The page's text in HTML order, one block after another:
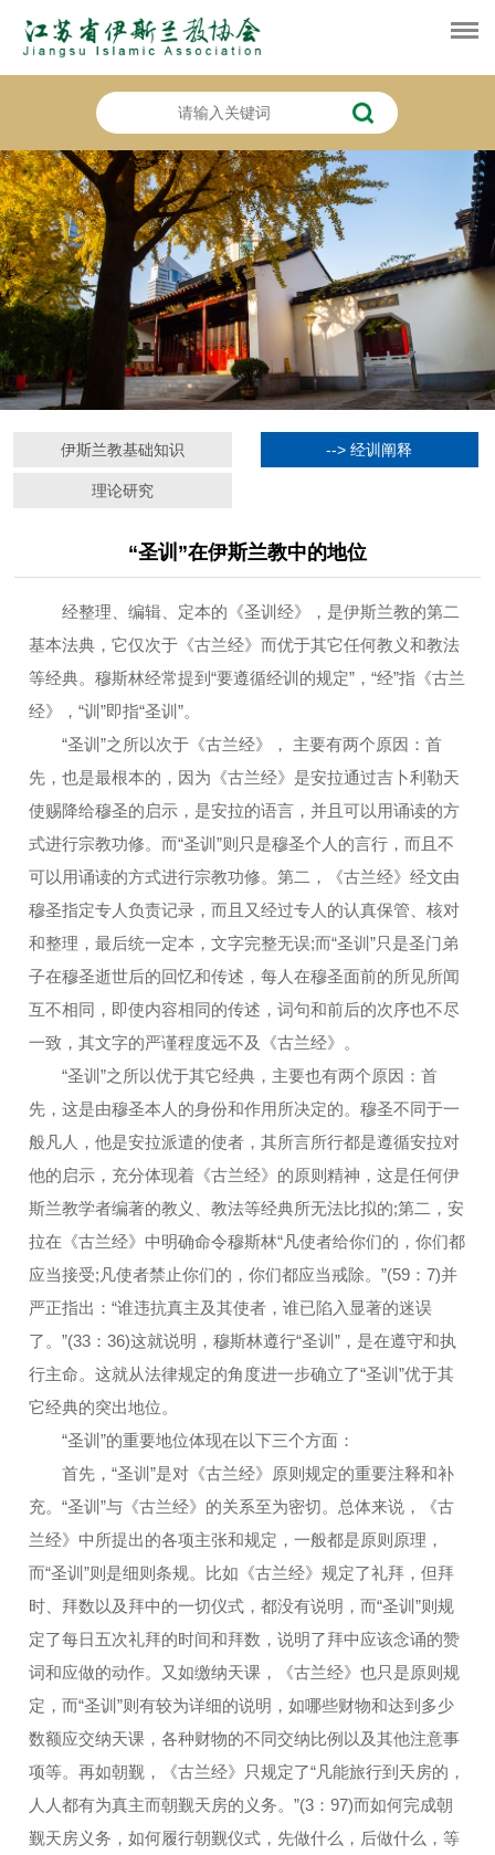
伊斯兰教基础知识 --> 经训阐释
理论研究
“圣训”在伊斯兰教中的地位
经整理、编辑、定本的《圣训经》，是伊斯兰教的第二
基本法典，它仅次于《古兰经》而优于其它任何教义和教法
等经典。穆斯林经常提到“要遵循经训的规定”，“经”指《古兰
经》，“训”即指“圣训”。
“圣训”之所以次于《古兰经》， 主要有两个原因：首
先，也是最根本的，因为《古兰经》是安拉通过吉卜利勒天
使赐降给穆圣的启示，是安拉的语言，并且可以用诵读的方
式进行宗教功修。而“圣训”则只是穆圣个人的言行，而且不
可以用诵读的方式进行宗教功修。第二，《古兰经》经文由
穆圣指定专人负责记录，而且又经过专人的认真保管、核对
和整理，最后统一定本，文字完整无误;而“圣训”只是圣门弟
子在穆圣逝世后的回忆和传述，每人在穆圣面前的所见所闻
互不相同，即使内容相同的传述，词句和前后的次序也不尽
一致，其文字的严谨程度远不及《古兰经》。
“圣训”之所以优于其它经典，主要也有两个原因：首
先，这是由穆圣本人的身份和作用所决定的。穆圣不同于一
般凡人，他是安拉派遣的使者，其所言所行都是遵循安拉对
他的启示，充分体现着《古兰经》的原则精神，这是任何伊
斯兰教学者编著的教义、教法等经典所无法比拟的;第二，安
拉在《古兰经》中明确命令穆斯林“凡使者给你们的，你们都
应当接受;凡使者禁止你们的，你们都应当戒除。”(59：7)并
严正指出：“谁违抗真主及其使者，谁已陷入显著的迷误
了。”(33：36)这就说明，穆斯林遵行“圣训”，是在遵守和执
行主命。这就从法律规定的角度进一步确立了“圣训”优于其
它经典的突出地位。
“圣训”的重要地位体现在以下三个方面：
首先，“圣训”是对《古兰经》原则规定的重要注释和补
充。“圣训”与《古兰经》的关系至为密切。总体来说，《古
兰经》中所提出的各项主张和规定，一般都是原则原理，
而“圣训”则是细则条规。比如《古兰经》规定了礼拜，但拜
时、拜数以及拜中的一切仪式，都没有说明，而“圣训”则规
定了每日五次礼拜的时间和拜数，说明了拜中应该念诵的赞
词和应做的动作。又如缴纳天课，《古兰经》也只是原则规
定，而“圣训”则有较为详细的说明，如哪些财物和达到多少
数额应交纳天课，各种财物的不同交纳比例以及其他注意事
项等。再如朝觐，《古兰经》只规定了“凡能旅行到天房的，
人人都有为真主而朝觐天房的义务。”(3：97)而如何完成朝
觐天房义务，如何履行朝觐仪式，先做什么，后做什么，等